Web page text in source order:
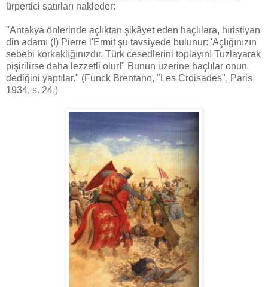
ürpertici satırları nakleder:
"Antakya önlerinde açlıktan şikâyet eden haçlılara, hıristiyan
din adamı (!) Pierre l'Ermit şu tavsiyede bulunur: 'Açlığınızın
sebebi korkaklığınızdır. Türk cesedlerini toplayın! Tuzlayarak
pişirilirse daha lezzetli olur!" Bunun üzerine haçlılar onun
dediğini yaptılar." (Funck Brentano, "Les Croisades", Paris
1934, s. 24.)